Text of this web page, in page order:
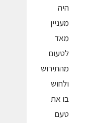
היה
מעניין
מאד
לטעום
מהתירוש
ולחוש
בו את
טעם